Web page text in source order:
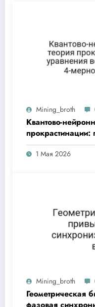
Mining_broth
Квантово-
прокрастинации:
всегда
пространстве
1 Мая 2026
Mining_broth
Геометрическая